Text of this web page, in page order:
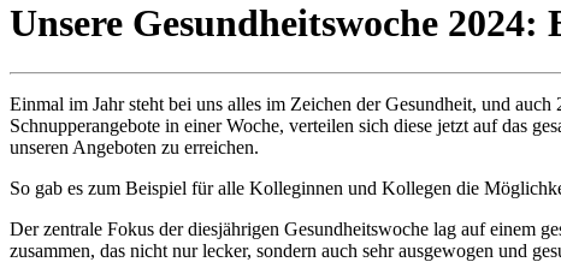
Unsere Gesundheitswoche
Einmal im Jahr steht bei uns alles im Zeichen der Gesundheit, und
Schnupperangebote in einer Woche, verteilen sich diese jetzt auf das
unseren Angeboten zu erreichen.
So gab es zum Beispiel für alle Kolleginnen und Kollegen die
Der zentrale Fokus der diesjährigen Gesundheitswoche lag auf einem
zusammen, das nicht nur lecker, sondern auch sehr ausgewogen und